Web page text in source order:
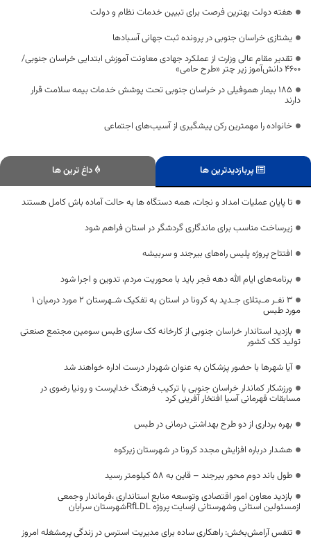
هفته دولت بهترین فرصت برای تبیین خدمات نظام و دولت
یشتازی خراسان جنوبی در پرونده ثبت جهانی آسبادها
تقدیر مقام عالی وزارت از عملکرد جهادی معاونت آموزش ابتدایی خراسان جنوبی/
۴۶۰۰ دانش‌آموز زیر چتر «طرح حامی»
۱۸۵ بیمار هموفیلی در خراسان جنوبی تحت پوشش خدمات بیمه سلامت قرار
دارند
خانواده را مهمترین رکن پیشگیری از آسیب‌های اجتماعی
پربازدیدترین ها داغ ترین ها
تا پایان عملیات امداد و نجات، همه دستگاه ها به حالت آماده باش کامل هستند
زیرساخت مناسب برای ماندگاری گردشگر در استان فراهم شود
افتتاح پروژه پلیس راه‌های بیرجند و سربیشه
برنامه‌های ایام الله دهه فجر باید با محوریت مردم، تدوین و اجرا شود
۳ نفـر مـبتلای جـدید به کرونا در استان به تفکیک شـهرستان ۲ مورد درمیان ۱
مورد طبس
بازدید استاندار خراسان جنوبی از کارخانه کک سازی طبس سومین مجتمع صنعتی
تولید کک کشور
آیا شهرها با حضور پزشکان به عنوان شهردار درست اداره خواهند شد
ورزشکار کماندار خراسان جنوبی با ترکیب فرهنگ خداپرست و رونیا رضوی در
مسابقات قهرمانی آسیا افتخار آفرینی کرد
بهره برداری از دو طرح بهداشتی درمانی در طبس
هشدار درباره افزایش مجدد کرونا در شهرستان زیرکوه
طول باند دوم محور بیرجند – قاین به ۵۸ کیلومتر رسید
بازدید معاون امور اقتصادی وتوسعه منابع استانداری ،فرماندار وجمعی
ازمسئولین استانی وشهرستانی ازسایت پروژه RfLDLشهرستان سرایان
تنفس آرامش‌بخش: راهکاری ساده برای مدیریت استرس در زندگی پرمشغله امروز